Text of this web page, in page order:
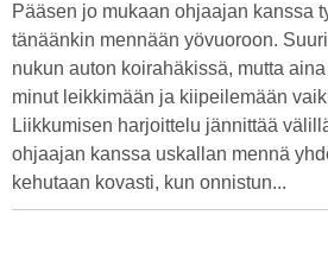
Pääsen jo mukaan ohjaajan kanssa
tänäänkin mennään yövuoroon.
nukun auton koirahäkissä, mutta
minut leikkimään ja kiipeilemään
Liikkumisen harjoittelu jännittää
ohjaajan kanssa uskallan mennä
kehutaan kovasti, kun onnistun...